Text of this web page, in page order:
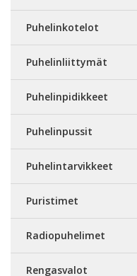
Puhelinkotelot
Puhelinliittymät
Puhelinpidikkeet
Puhelinpussit
Puhelintarvikkeet
Puristimet
Radiopuhelimet
Rengasvalot